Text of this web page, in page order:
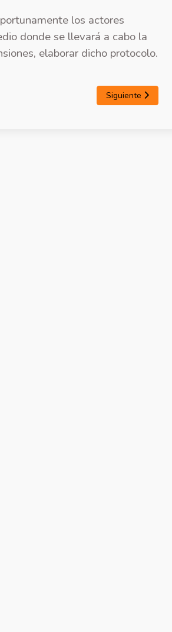
los actores
donde se llevará a cabo la
elaborar dicho protocolo.
Siguiente